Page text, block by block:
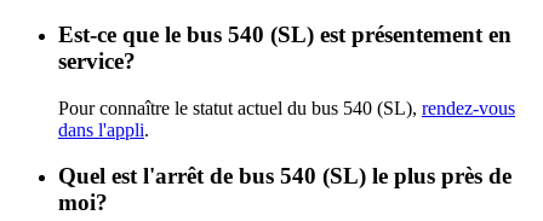
Est-ce que le bus 540 (SL) est présentement en
service?
Pour connaître le statut actuel du bus 540 (SL), rendez-vous
dans l'appli.
Quel est l'arrêt de bus 540 (SL) le plus près de
moi?